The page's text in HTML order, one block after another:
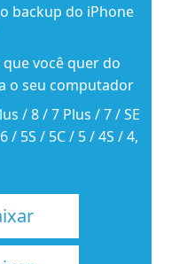
backup do iPhone
você quer do
o seu computador
/ 8 / 7 Plus / 7 / SE
/ 5S / 5C / 5 / 4S / 4,